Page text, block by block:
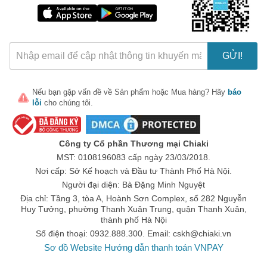
GỬI!
Nếu bạn gặp vấn đề về Sản phẩm hoặc Mua hàng? Hãy báo
lỗi cho chúng tôi.
Công ty Cổ phần Thương mại Chiaki
MST: 0108196083 cấp ngày 23/03/2018.
Nơi cấp: Sở Kế hoạch và Đầu tư Thành Phố Hà Nội.
Người đại diện: Bà Đặng Minh Nguyệt
Địa chỉ: Tầng 3, tòa A, Hoành Sơn Complex, số 282 Nguyễn
Huy Tưởng, phường Thanh Xuân Trung, quận Thanh Xuân,
thành phố Hà Nội
Số điện thoại: 0932.888.300. Email: cskh@chiaki.vn
Sơ đồ Website Hướng dẫn thanh toán VNPAY